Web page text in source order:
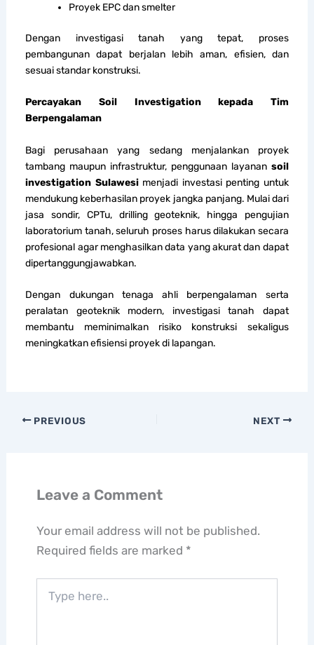
Proyek EPC dan smelter
Dengan investigasi tanah yang tepat, proses
pembangunan dapat berjalan lebih aman, efisien, dan
sesuai standar konstruksi.
Percayakan Soil Investigation kepada Tim
Berpengalaman
Bagi perusahaan yang sedang menjalankan proyek
tambang maupun infrastruktur, penggunaan layanan soil
investigation Sulawesimenjadi investasi penting untuk
mendukung keberhasilan proyek jangka panjang. Mulai dari
jasa sondir, CPTu, drilling geoteknik, hingga pengujian
laboratorium tanah, seluruh proses harus dilakukan secara
profesional agar menghasilkan data yang akurat dan dapat
dipertanggungjawabkan.
Dengan dukungan tenaga ahli berpengalaman serta
peralatan geoteknik modern, investigasi tanah dapat
membantu meminimalkan risiko konstruksi sekaligus
meningkatkan efisiensi proyek di lapangan.
PREVIOUS NEXT
Leave a Comment
Your email address will not be published.
Required fields are marked *
here..